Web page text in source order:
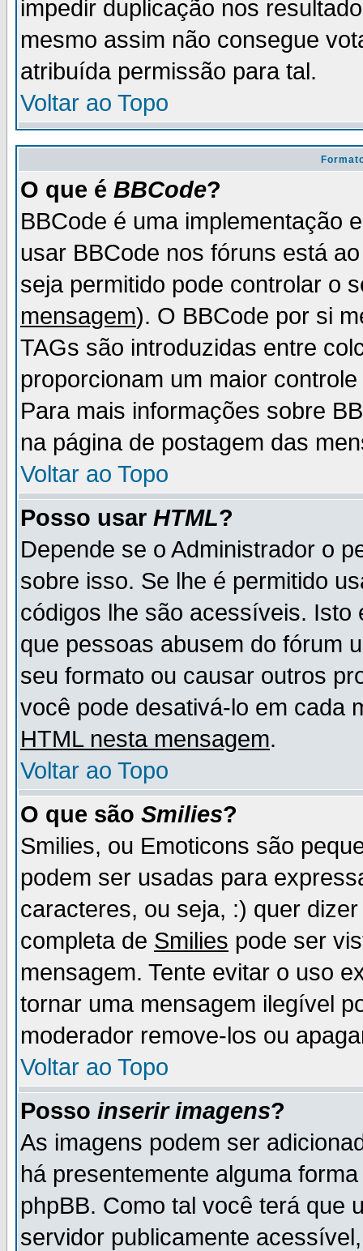
impedir duplicação nos
mesmo assim não consegue
atribuída permissão para tal.
Voltar ao Topo
O que é BBCode?
BBCode é uma implementação
usar BBCode nos fóruns está
seja permitido pode controlar o
mensagem). O BBCode por si
TAGs são introduzidas entre
proporcionam um maior
Para mais informações sobre
na página de postagem das
Voltar ao Topo
Posso usar HTML?
Depende se o Administrador o
sobre isso. Se lhe é permitido
códigos lhe são acessíveis.
que pessoas abusem do fórum
seu formato ou causar outros
você pode desativá-lo em cada
HTML nesta mensagem.
Voltar ao Topo
O que são Smilies?
Smilies, ou Emoticons são
podem ser usadas para
caracteres, ou seja, :) quer
completa de Smilies pode ser
mensagem. Tente evitar o uso
tornar uma mensagem ilegível
moderador remove-los ou
Voltar ao Topo
Posso inserir imagens?
As imagens podem ser
há presentemente alguma
phpBB. Como tal você terá que
servidor publicamente